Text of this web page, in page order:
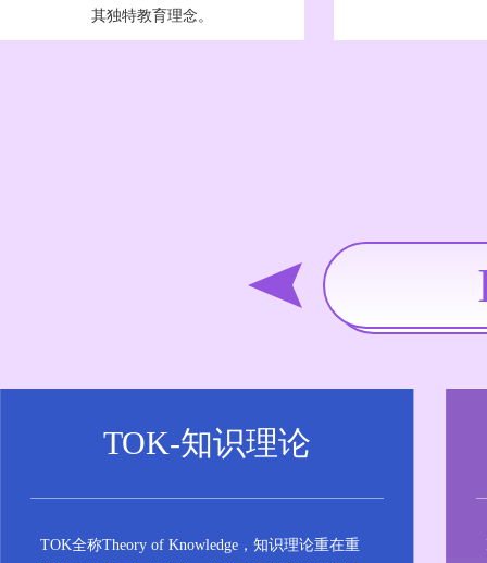
其独特教育理念。
TOK-知识理论
TOK全称Theory of Knowledge，知识理论重在重